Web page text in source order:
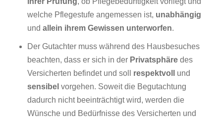
welche Pflegestufe angemessen ist, unabhängig
und allein ihrem Gewissen unterworfen.
Der Gutachter muss während des Hausbesuches
beachten, dass er sich in der Privatsphäre des
Versicherten befindet und soll respektvoll
und
sensibel vorgehen. Soweit die Begutachtung
dadurch nicht beeinträchtigt wird, werden die
Wünsche und Bedürfnisse des Versicherten und